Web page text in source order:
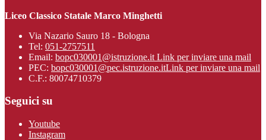
Liceo Classico Statale Marco Minghetti
Via Nazario Sauro 18 - Bologna
Tel: 051-2757511
Email: bopc030001@istruzione.it Link per inviare una mail
PEC: bopc030001@pec.istruzione.itLink per inviare una mail
C.F.: 80074710379
Seguici su
Youtube
Instagram